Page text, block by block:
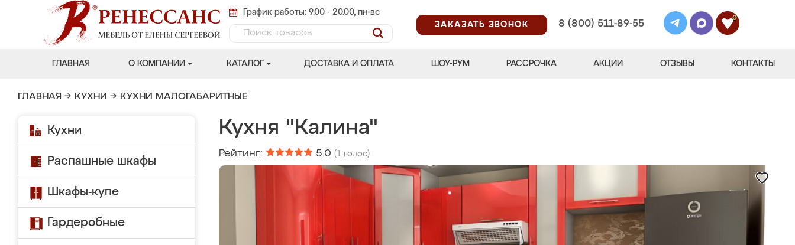
График работы: 9.00 - 20.00, пн-вс
ЗАКАЗАТЬ ЗВОНОК
8 (800) 511-89-55
0
ГЛАВНАЯ О КОМПАНИИ КАТАЛОГ ДОСТАВКА И ОПЛАТА ШОУ-РУМ РАССРОЧКА АКЦИИ ОТЗЫВЫ КОНТАКТЫ
ГЛАВНАЯ → КУХНИ → КУХНИ МАЛОГАБАРИТНЫЕ
Кухни
Распашные шкафы
Шкафы-купе
Гардеробные
Кухня "Калина"
Рейтинг: 5.0 (1 голос)